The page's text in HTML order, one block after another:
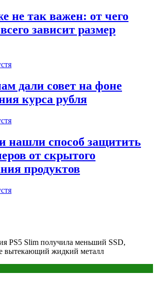
не так важен: от чего
зависит размер
дали совет на фоне
курса рубля
нашли способ защитить
от скрытого
продуктов
PS5 Slim получила меньший SSD,
вытекающий жидкий металл